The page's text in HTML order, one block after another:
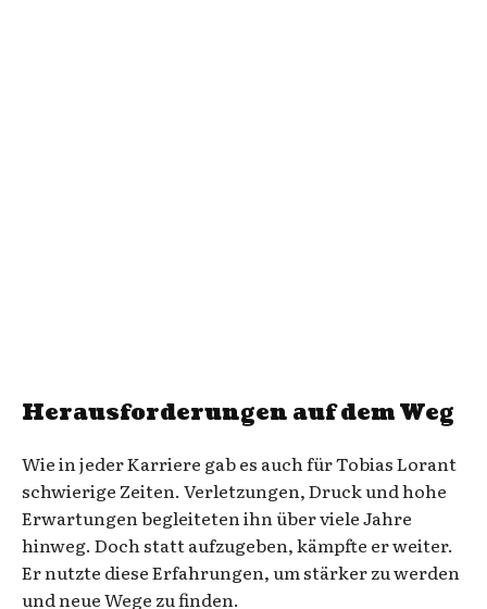
Herausforderungen auf dem Weg
Wie in jeder Karriere gab es auch für Tobias Lorant
schwierige Zeiten. Verletzungen, Druck und hohe
Erwartungen begleiteten ihn über viele Jahre
hinweg. Doch statt aufzugeben, kämpfte er weiter.
Er nutzte diese Erfahrungen, um stärker zu werden
und neue Wege zu finden.